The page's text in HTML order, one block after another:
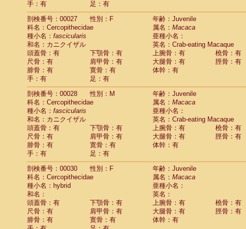
Pitheciidae Pithecia monachus
Pitheciidae Pithecia pithecia (0)
Cercopithecidae Cercocebus agilis (0)
Cercopithecidae Cercocebus galeritus chrysogaster
Cercopithecidae Cercocebus torquatus atys(0)
CercopithecidaeCercocebus torquatus lunulatus(1)
CercopithecidaeCercocebus torquatus torquatus(0)
CercopithecidaeCercocebus hybrid(2)
CercopithecidaeCercocebus
CercopithecidaeLophocebus albigena
Cercopithecidae (0)
Cercopithecidae Papio cynocephalus (11)
Cercopithecidae Papio hamadryas(1)
CercopithecidaePapio papio
CercopithecidaePapio
CercopithecidaeMandrillus leucophaeus
CercopithecidaeMandrillus sphinx
CercopithecidaeTheropithecus gelada(1)
CercopithecidaeMacaca arctoides(4)
Cercopithecidae Macaca assamensis
Cercopithecidae Macaca brunnescens
CercopithecidaeMacaca cyclopis (23)
CercopithecidaeMacaca fascicularis (456)
CercopithecidaeMacaca fuscaca fuscata
CercopithecidaeMacaca fuscata yakui
手：有
足：有
剖検番号：00027
性別：F
年齢：Juvenile
科名：Cercopithecidae
属名： Macaca
種小名： fascicularis
亜種小名：
和名：カニクイザル
英名：Crab-eating Macaque
頭蓋骨：有
下顎骨：有 上腕骨：有
橈骨：有
尺骨：有
肩甲骨：有 大腿骨：有
脛骨：有
腓骨：有
寛骨：有
体幹：有
手：有
足：有
剖検番号：00028
性別：M
年齢：Juvenile
科名：Cercopithecidae
属名： Macaca
種小名： fascicularis
亜種小名：
和名：カニクイザル
英名：Crab-eating Macaque
頭蓋骨：有
下顎骨：有 上腕骨：有
橈骨：有
尺骨：有
肩甲骨：有 大腿骨：有
脛骨：有
腓骨：有
寛骨：有
体幹：有
手：有
足：有
剖検番号：00030
性別：F
年齢：Juvenile
科名：Cercopithecidae
属名： Macaca
種小名：hybrid
亜種小名：
和名：
英名：
頭蓋骨：有
下顎骨：有 上腕骨：有
橈骨：有
尺骨：有
肩甲骨：有 大腿骨：有
脛骨：有
腓骨：有
寛骨：有
体幹：有